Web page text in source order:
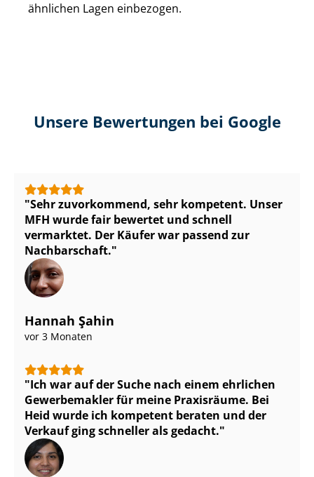
ähnlichen Lagen einbezogen.
Unsere Bewertungen bei Google
Sehr zuvorkommend, sehr kompetent. Unser
MFH wurde fair bewertet und schnell
vermarktet. Der Käufer war passend zur
Nachbarschaft.
Hannah Şahin
vor 3 Monaten
Ich war auf der Suche nach einem ehrlichen
Gewerbemakler für meine Praxisräume. Bei
Heid wurde ich kompetent beraten und der
Verkauf ging schneller als gedacht.